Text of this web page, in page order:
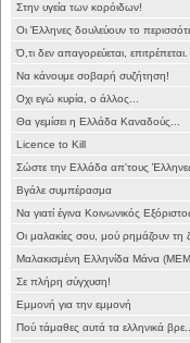
Στην υγεία των κορόιδων!
Οι Έλληνες δουλεύουν το
Ό,τι δεν απαγορεύεται, επιτρέπεται.
Να κάνουμε σοβαρή συζήτηση!
Οχι εγώ κυρία, ο άλλος...
Θα γεμίσει η Ελλάδα Καναδούς...
Licence to Kill
Σώστε την Ελλάδα απ'τους
Βγάλε συμπέρασμα
Να γιατί έγινα Κοινωνικός
Oι μαλακίες σου, μού ρημάζουν τη
Μαλακισμένη Ελληνίδα Μάνα
Σε πλήρη σύγχυση!
Εμμονή για την εμμονή
Πού τάμαθες αυτά τα ελληνικά βρε...